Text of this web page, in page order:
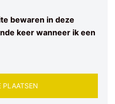
bewaren in deze
keer wanneer ik een